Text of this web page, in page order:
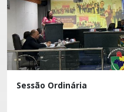
Sessão Ordinária